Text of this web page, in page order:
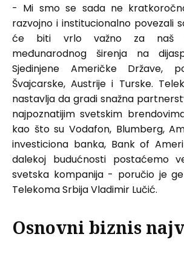
- Mi smo se sada ne
razvojno i institucionalno povezali
će biti vrlo važno za naš
međunarodnog širenja na
Sjedinjene Američke Države,
Švajcarske, Austrije i Turske.
nastavlja da gradi snažna
najpoznatijim svetskim
kao što su Vodafon, Blumberg,
investiciona banka, Bank of
dalekoj budućnosti postaćemo
svetska kompanija - poručio je
Telekoma Srbija Vladimir Lučić.
Osnovni biznis